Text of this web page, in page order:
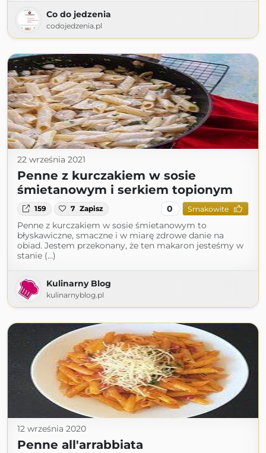
Co do jedzenia
codojedzenia.pl
22 września 2021
Penne z kurczakiem w sosie
śmietanowym i serkiem topionym
159 7 Zapisz 0 Smakowite
Penne z kurczakiem w sosie śmietanowym to
błyskawiczne, smaczne i w miarę zdrowe danie na
obiad. Jestem przekonany, że ten makaron jesteśmy w
stanie (...)
Kulinarny Blog
kulinarnyblog.pl
12 września 2020
Penne all'arrabbiata